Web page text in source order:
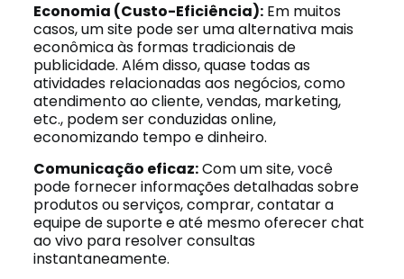
Economia (Custo-Eficiência):Em muitos
casos, um site pode ser uma alternativa mais
econômica às formas tradicionais de
publicidade. Além disso, quase todas as
atividades relacionadas aos negócios, como
atendimento ao cliente, vendas, marketing,
etc., podem ser conduzidas online,
economizando tempo e dinheiro.
Comunicação eficaz:Com um site, você
pode fornecer informações detalhadas sobre
produtos ou serviços, comprar, contatar a
equipe de suporte e até mesmo oferecer chat
ao vivo para resolver consultas
instantaneamente.